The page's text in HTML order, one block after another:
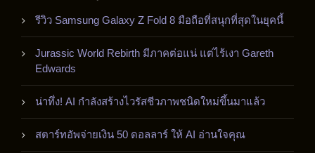
รีวิว Samsung Galaxy Z Fold 8 มือถือที่สนุกที่สุดในยุคนี้
Jurassic World Rebirth มีภาคต่อแน่ แต่ไร้เงา Gareth
Edwards
น่าทึ่ง! AI กำลังสร้างไวรัสชีวภาพชนิดใหม่ขึ้นมาแล้ว
สตาร์ทอัพจ่ายเงิน 50 ดอลลาร์ ให้ AI อ่านใจคุณ